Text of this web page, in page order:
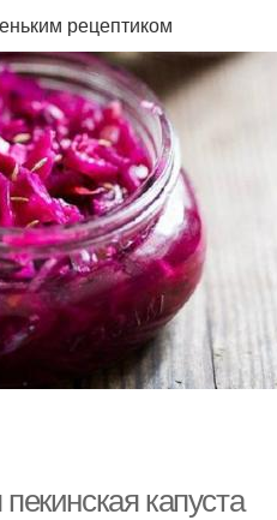
рецептиком
капуста